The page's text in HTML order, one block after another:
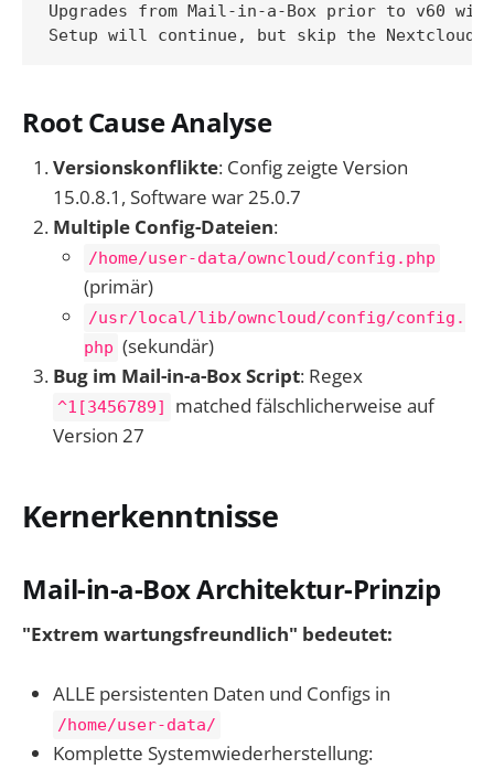
Upgrades from Mail-in-a-Box prior to v60
Root Cause Analyse
Versionskonflikte: Config zeigte Version
15.0.8.1, Software war 25.0.7
Multiple Config-Dateien:
/home/user-data/owncloud/config.php
(primär)
/usr/local/lib/owncloud/config/config.
php (sekundär)
Bug im Mail-in-a-Box Script: Regex
^1[3456789]
matched fälschlicherweise auf
Version 27
Kernerkenntnisse
Mail-in-a-Box Architektur-Prinzip
"Extrem wartungsfreundlich" bedeutet:
ALLE persistenten Daten und Configs in
/home/user-data/
Komplette Systemwiederherstellung: